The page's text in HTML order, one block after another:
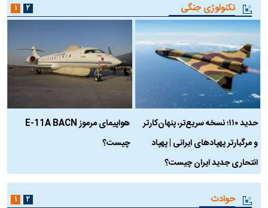
تکنولوژی جنگی
حدید ۱۱۰؛ نسخه سریع‌تر، پنهان‌کارتر
و مرگبارتر پهپادهای ایرانی | پهپاد
انتحاری جدید ایران چیست؟
هواپیمای مرموز E-11A BACN
چیست؟
۱ ۲
حوادث ۱ ۲